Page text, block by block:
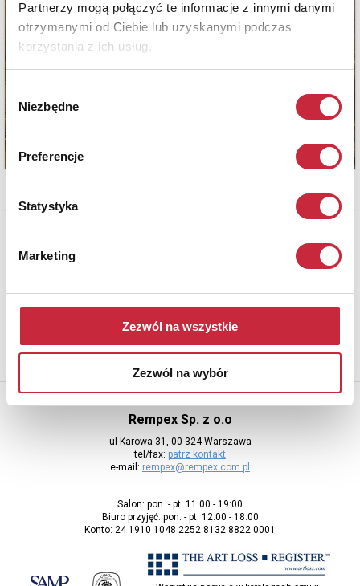
Partnerzy mogą połączyć te informacje z innymi danymi
otrzymanymi od Ciebie lub uzyskanymi podczas
korzystania z ich usług.
zgody
Niezbędne
Preferencje
Statystyka
Marketing
Zezwól na wszystkie
Zezwól na wybór
Rempex Sp. z o.o
ul Karowa 31, 00-324 Warszawa
tel/fax: patrz kontakt
e-mail: rempex@rempex.com.pl
Salon: pon. - pt. 11:00 - 19:00
Biuro przyjęć: pon. - pt. 12:00 - 18:00
Konto: 24 1910 1048 2252 8132 8822 0001